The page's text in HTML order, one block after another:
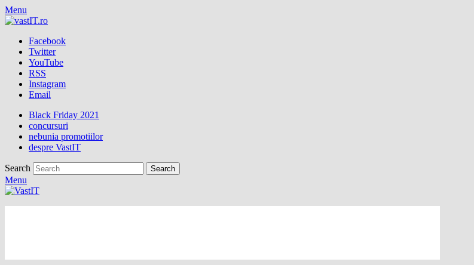
Menu
Facebook
Twitter
YouTube
RSS
Instagram
Email
Black Friday 2021
concursuri
nebunia promotiilor
despre VastIT
Search
Menu